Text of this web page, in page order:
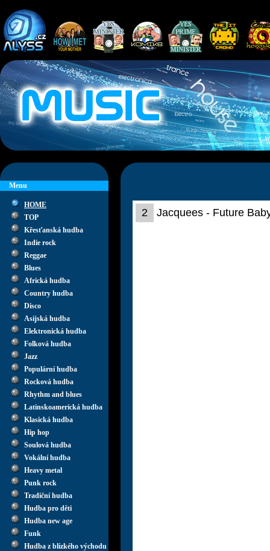
Menu
HOME
TOP
Křesťanská hudba
Indie rock
Reggae
Blues
Africká hudba
Country hudba
Disco
Asijská hudba
Elektronická hudba
Folková hudba
Jazz
Populární hudba
Rocková hudba
Rhythm and blues
Latinskoamerická hudba
Klasická hudba
Hip hop
Soulová hudba
Vokální hudba
Heavy metal
Punk rock
Tradiční hudba
Hudba pro děti
Hudba new age
Funk
Hudba z blízkého východu
2 Jacquees - Future